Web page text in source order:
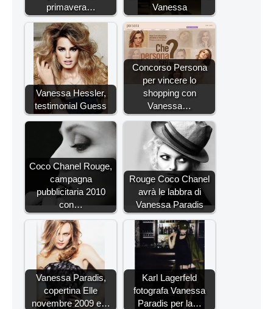
primavera…
Vanessa
Vanessa Hessler,
testimonial Guess
Concorso Persona
per vincere lo
shopping con
Vanessa…
Coco Chanel Rouge,
campagna
pubblicitaria 2010
con…
Rouge Coco Chanel
avrà le labbra di
Vanessa Paradis
Vanessa Paradis,
copertina Elle
novembre 2009 e…
Karl Lagerfeld
fotografa Vanessa
Paradis per la…